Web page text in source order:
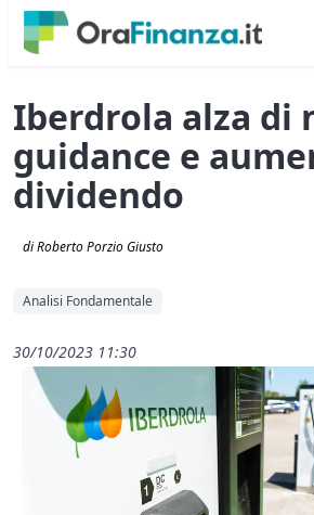
Iberdrola alza di
guidance e
dividendo
di Roberto Porzio Giusto
Analisi Fondamentale
30/10/2023 11:30